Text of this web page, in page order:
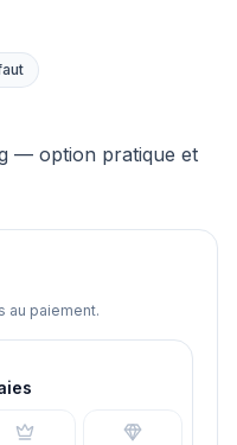
— option pratique et
au paiement.